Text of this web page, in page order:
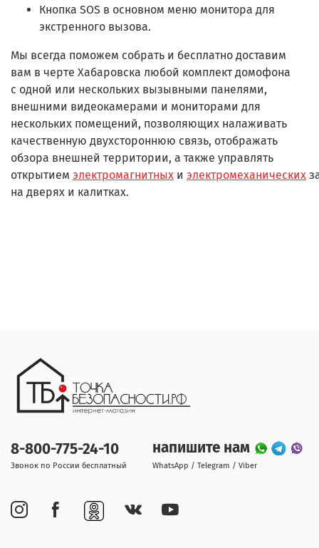
Кнопка SOS в основном меню монитора для
экстренного вызова.
Мы всегда поможем собрать и бесплатно доставим
вам в черте Хабаровска любой комплект домофона
с одной или нескольких вызывными панелями,
внешними видеокамерами и мониторами для
нескольких помещений, позволяющих налаживать
качественную двухстороннюю связь, отображать
обзора внешней территории, а также управлять
открытием электромагнитных и электромеханических
на дверях и калитках.
8-800-775-24-10
Звонок по России бесплатный
напишите нам
WhatsApp / Telegram / Viber